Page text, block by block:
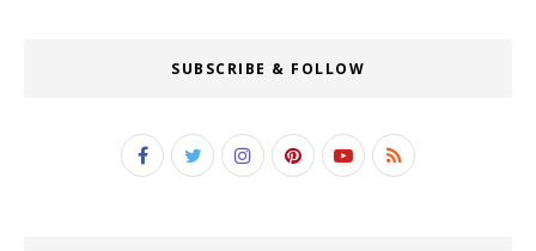
SUBSCRIBE & FOLLOW